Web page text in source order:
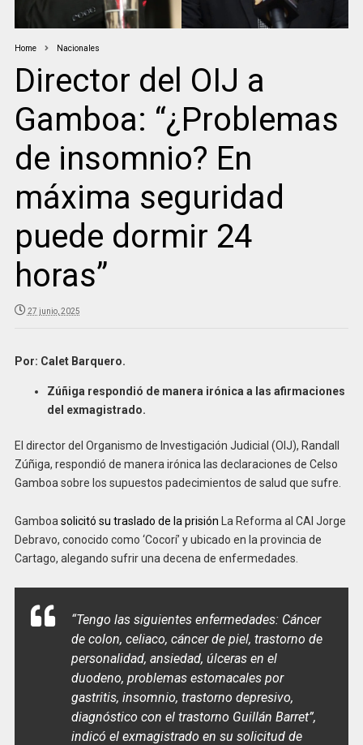
Home Nacionales
Director del OIJ a
Gamboa: “¿Problemas
de insomnio? En
máxima seguridad
puede dormir 24
horas”
27 junio, 2025
Por: Calet Barquero.
Zúñiga respondió de manera irónica a las afirmaciones
del exmagistrado.
El director del Organismo de Investigación Judicial (OIJ), Randall
Zúñiga, respondió de manera irónica las declaraciones de Celso
Gamboa sobre los supuestos padecimientos de salud que sufre.
Gamboa solicitó su traslado de la prisión La Reforma al CAI Jorge
Debravo, conocido como ‘Cocorí’ y ubicado en la provincia de
Cartago, alegando sufrir una decena de enfermedades.
“Tengo las siguientes enfermedades: Cáncer
de colon, celiaco, cáncer de piel, trastorno de
personalidad, ansiedad, úlceras en el
duodeno, problemas estomacales por
gastritis, insomnio, trastorno depresivo,
diagnóstico con el trastorno Guillán Barret”,
indicó el exmagistrado en su solicitud de